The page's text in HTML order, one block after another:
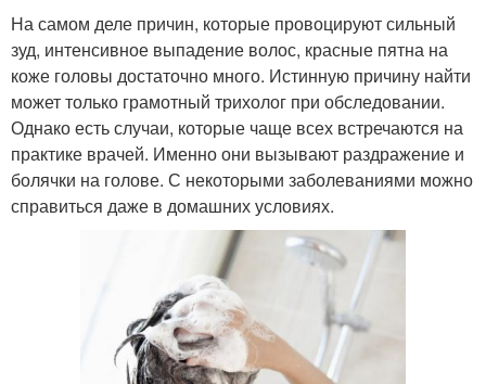
На самом деле причин, которые провоцируют сильный
зуд, интенсивное выпадение волос, красные пятна на
коже головы достаточно много. Истинную причину найти
может только грамотный трихолог при обследовании.
Однако есть случаи, которые чаще всех встречаются на
практике врачей. Именно они вызывают раздражение и
болячки на голове. С некоторыми заболеваниями можно
справиться даже в домашних условиях.